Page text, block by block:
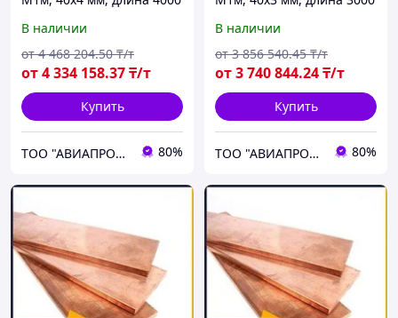
В наличии
от4 334 158.37₸/т
от 4 468 204.50 ₸/т
Купить
ТОО "АВИАПРОМСТАЛЬ" 80%
В наличии
от3 740 844.24₸/т
от 3 856 540.45 ₸/т
Купить
ТОО "АВИАПРОМСТАЛЬ" 80%